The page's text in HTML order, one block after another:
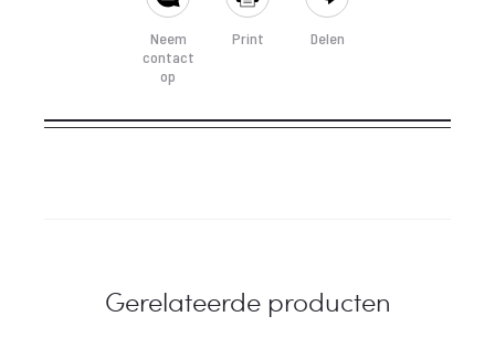
Neem
contact
op
Print Delen
Gerelateerde producten